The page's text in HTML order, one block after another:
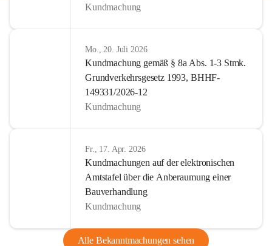
Kundmachung
Mo., 20. Juli 2026
Kundmachung gemäß § 8a Abs. 1-3 Stmk.
Grundverkehrsgesetz 1993, BHHF-
149331/2026-12
Kundmachung
Fr., 17. Apr. 2026
Kundmachungen auf der elektronischen
Amtstafel über die Anberaumung einer
Bauverhandlung
Kundmachung
Alle Bekanntmachungen sehen